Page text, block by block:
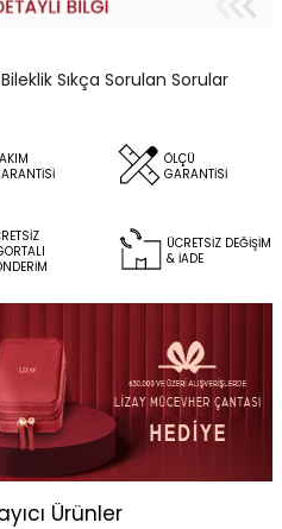
Sıkça Sorulan Sorular
ÖLÇÜ
GARANTİSİ
ÜCRETSİZ DEĞİŞİM
& İADE
Ürünler